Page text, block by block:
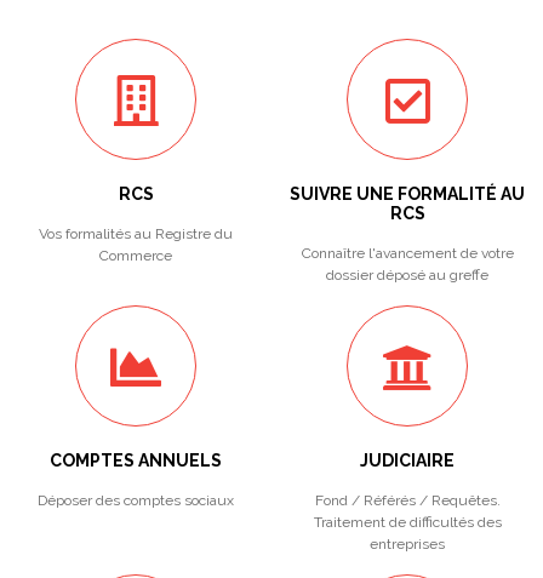
RCS
Vos formalités au Registre du
Commerce
SUIVRE UNE FORMALITÉ AU
RCS
Connaître l'avancement de votre
dossier déposé au greffe
COMPTES ANNUELS
Déposer des comptes sociaux
JUDICIAIRE
Fond / Référés / Requêtes.
Traitement de difficultés des
entreprises